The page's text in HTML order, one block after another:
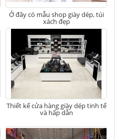
Ở đây có mẫu shop giày dép, túi
xách đẹp
Thiết kế cửa hàng giày dép tinh tế
và hấp dẫn